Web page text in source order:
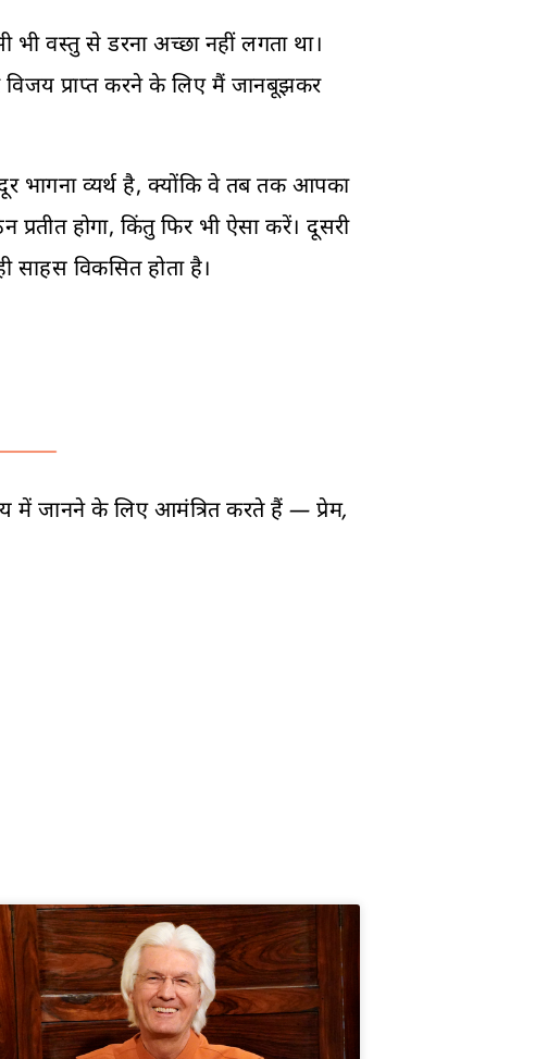
वस्तु से डरना अच्छा नहीं लगता था।
प्राप्त करने के लिए मैं जानबूझकर
भागना व्यर्थ है, क्योंकि वे तब तक आपका
होगा, किंतु फिर भी ऐसा करें। दूसरी
विकसित होता है।
में जानने के लिए आमंत्रित करते हैं — प्रेम,